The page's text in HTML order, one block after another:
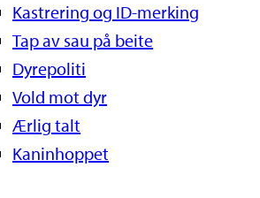
Kastrering og ID-merking
Tap av sau på beite
Dyrepoliti
Vold mot dyr
Ærlig talt
Kaninhoppet